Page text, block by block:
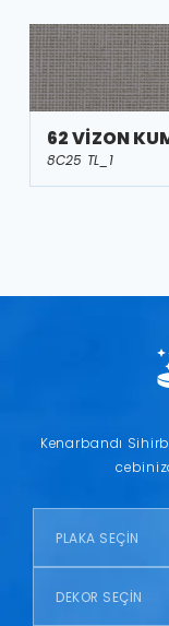
62 VİZON
8C25 TL_1
Kenarbandı
PLAKA SEÇİN
DEKOR SEÇİN